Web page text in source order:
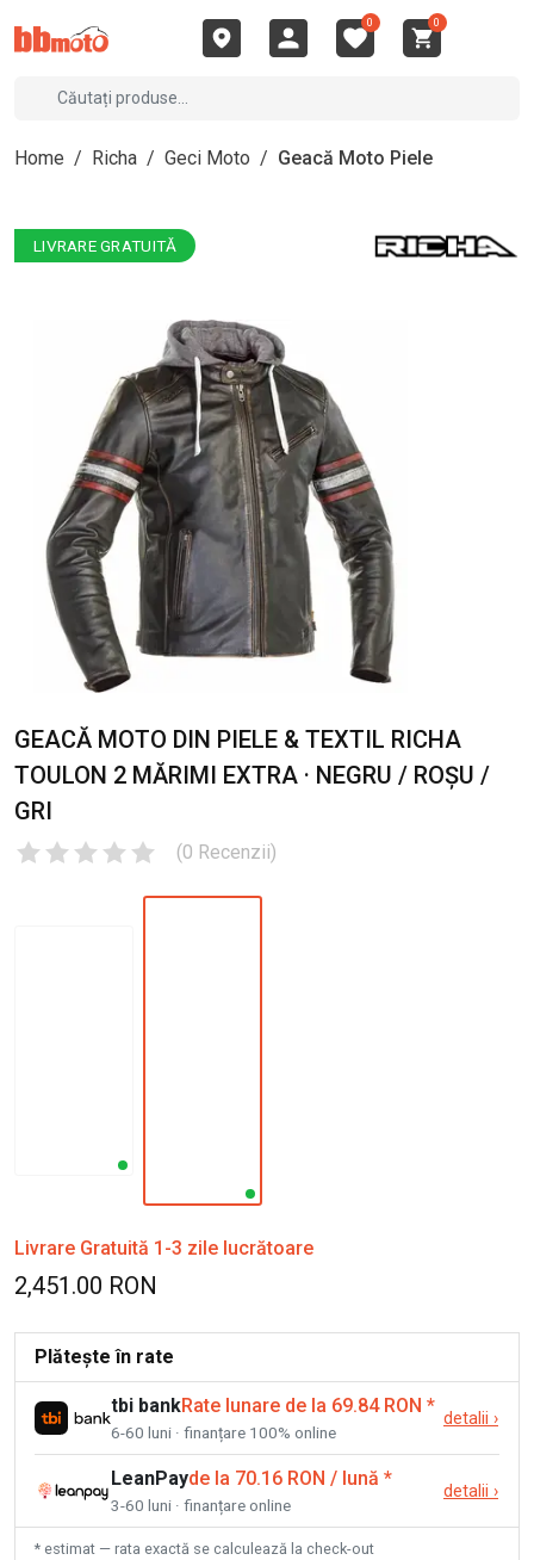
0 0
Home / Richa / Geci Moto / Geacă Moto Piele
LIVRARE GRATUITĂ
GEACĂ MOTO DIN PIELE & TEXTIL RICHA
TOULON 2 MĂRIMI EXTRA · NEGRU / ROȘU /
GRI
(0 Recenzii)
Livrare Gratuită 1-3 zile lucrătoare
2,451.00 RON
Plătește în rate
tbi bankRate lunare de la 69.84 RON *
6-60 luni · finanțare 100% online
detalii ›
LeanPayde la 70.16 RON / lună *
3-60 luni · finanțare online
detalii ›
* estimat — rata exactă se calculează la check-out